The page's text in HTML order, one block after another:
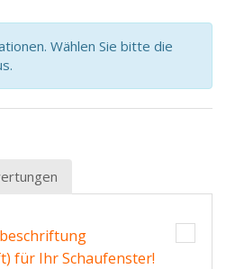
Wählen Sie bitte die
für Ihr Schaufenster!